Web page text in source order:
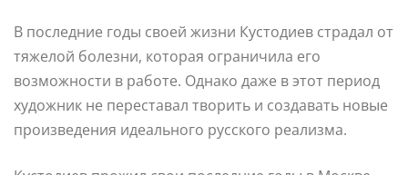
В последние годы своей жизни Кустодиев страдал от
тяжелой болезни, которая ограничила его
возможности в работе. Однако даже в этот период
художник не переставал творить и создавать новые
произведения идеального русского реализма.